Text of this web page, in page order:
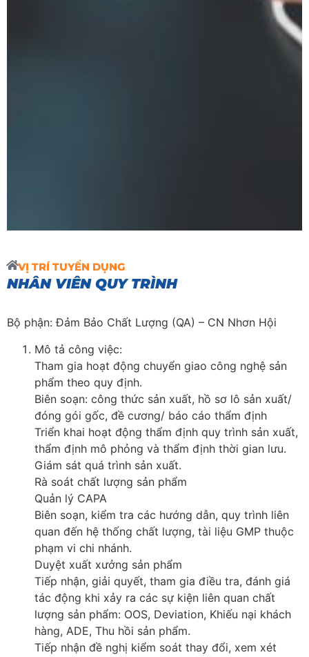
VỊ TRÍ TUYỂN DỤNG
NHÂN VIÊN QUY TRÌNH
Bộ phận: Đảm Bảo Chất Lượng (QA) – CN Nhơn Hội
Mô tả công việc:
Tham gia hoạt động chuyển giao công nghệ sản
phẩm theo quy định.
Biên soạn: công thức sản xuất, hồ sơ lô sản xuất/
đóng gói gốc, đề cương/ báo cáo thẩm định
Triển khai hoạt động thẩm định quy trình sản xuất,
thẩm định mô phỏng và thẩm định thời gian lưu.
Giám sát quá trình sản xuất.
Rà soát chất lượng sản phẩm
Quản lý CAPA
Biên soạn, kiểm tra các hướng dẫn, quy trình liên
quan đến hệ thống chất lượng, tài liệu GMP thuộc
phạm vi chi nhánh.
Duyệt xuất xưởng sản phẩm
Tiếp nhận, giải quyết, tham gia điều tra, đánh giá
tác động khi xảy ra các sự kiện liên quan chất
lượng sản phẩm: OOS, Deviation, Khiếu nại khách
hàng, ADE, Thu hồi sản phẩm.
Tiếp nhận đề nghị kiểm soát thay đổi, xem xét